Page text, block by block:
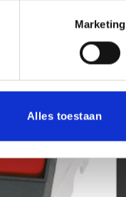
Marketing
Alles toestaan
aan
verlanglijst